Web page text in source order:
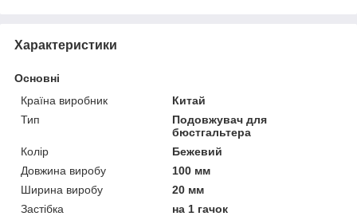
Характеристики
Основні
Країна виробник
Китай
Тип
Подовжувач для
бюстгальтера
Колір
Бежевий
Довжина виробу
100 мм
Ширина виробу
20 мм
Застібка
на 1 гачок